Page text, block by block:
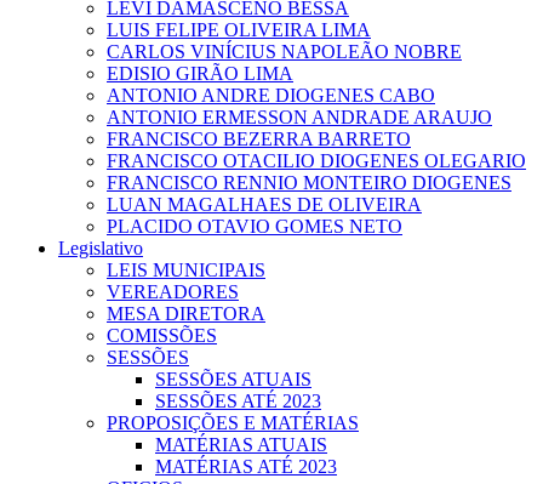
LEVI DAMASCENO BESSA
LUIS FELIPE OLIVEIRA LIMA
CARLOS VINÍCIUS NAPOLEÃO NOBRE
EDISIO GIRÃO LIMA
ANTONIO ANDRE DIOGENES CABO
ANTONIO ERMESSON ANDRADE ARAUJO
FRANCISCO BEZERRA BARRETO
FRANCISCO OTACILIO DIOGENES OLEGARIO
FRANCISCO RENNIO MONTEIRO DIOGENES
LUAN MAGALHAES DE OLIVEIRA
PLACIDO OTAVIO GOMES NETO
Legislativo
LEIS MUNICIPAIS
VEREADORES
MESA DIRETORA
COMISSÕES
SESSÕES
SESSÕES ATUAIS
SESSÕES ATÉ 2023
PROPOSIÇÕES E MATÉRIAS
MATÉRIAS ATUAIS
MATÉRIAS ATÉ 2023